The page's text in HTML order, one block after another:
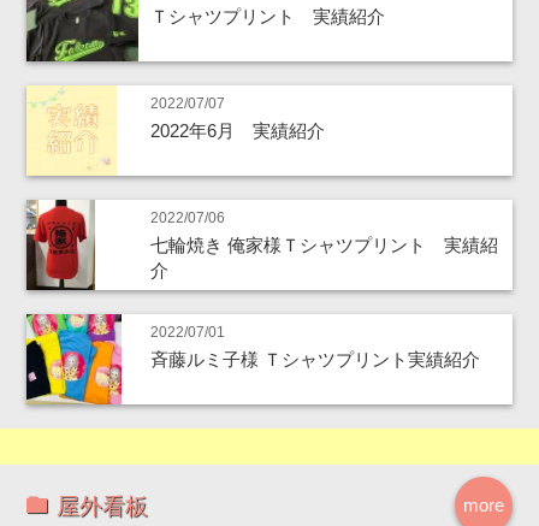
Ｔシャツプリント 実績紹介
2022/07/07
2022年6月 実績紹介
2022/07/06
七輪焼き 俺家様Ｔシャツプリント 実績紹
介
2022/07/01
斉藤ルミ子様 Ｔシャツプリント実績紹介
more
屋外看板